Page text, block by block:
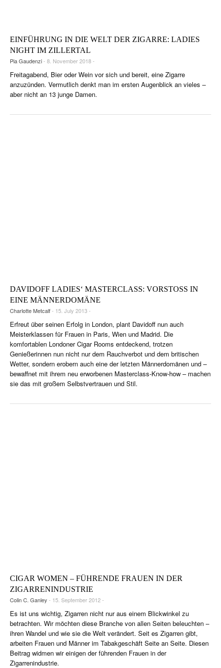
PFEIFEN & SPIRITUOSEN
ZIGARRENBRANCHE
EINFÜHRUNG IN DIE WELT DER ZIGARRE: LADIES
NIGHT IM ZILLERTAL
Pia Gaudenzi- 8. November 2018 -
Freitagabend, Bier oder Wein vor sich und bereit, eine Zigarre
anzuzünden. Vermutlich denkt man im ersten Augenblick an vieles –
aber nicht an 13 junge Damen.
DAVIDOFF LADIES‘ MASTERCLASS: VORSTOSS IN E
INE MÄNNERDOMÄNE
Charlotte Metcalf- 15. July 2013 -
Erfreut über seinen Erfolg in London, plant Davidoff nun auch
Meisterklassen für Frauen in Paris, Wien und Madrid. Die
komfortablen Londoner Cigar Rooms entdeckend, trotzen
Genießerinnen nun nicht nur dem Rauchverbot und dem britischen
Wetter, sondern erobern auch eine der letzten Männerdomänen und –
bewaffnet mit ihrem neu erworbenen Masterclass-Know-how – machen
sie das mit großem Selbstvertrauen und Stil.
CIGAR WOMEN – FÜHRENDE FRAUEN IN DER
ZIGARRENINDUSTRIE
Colin C. Ganley - 15. September 2012 -
Es ist uns wichtig, Zigarren nicht nur aus einem Blickwinkel zu
betrachten. Wir möchten diese Branche von allen Seiten beleuchten –
ihren Wandel und wie sie die Welt verändert. Seit es Zigarren gibt,
arbeiten Frauen und Männer im Tabakgeschäft Seite an Seite. Diesen
Beitrag widmen wir einigen der führenden Frauen in der
Zigarrenindustrie.